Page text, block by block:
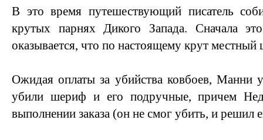
В это время путешествующий писатель
крутых парнях Дикого Запада. Сначала
оказывается, что по настоящему крут
Ожидая оплаты за убийства ковбоев, Манни
убили шериф и его подручные, причем
выполнении заказа (он не смог убить, и решил